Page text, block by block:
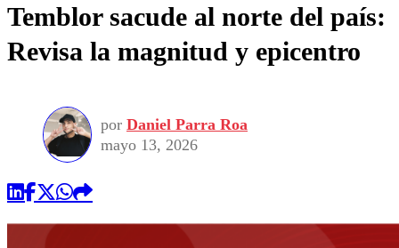
Frecuencias
Agricultura TV
Deportes
Motor
Otros Deportes
Universidad Católica
Dato Practico
Política
Vida Social
Publicaciones en medios
Comercial
Temblor sacude al norte del país:
Revisa la magnitud y epicentro
por Daniel Parra Roa
mayo 13, 2026